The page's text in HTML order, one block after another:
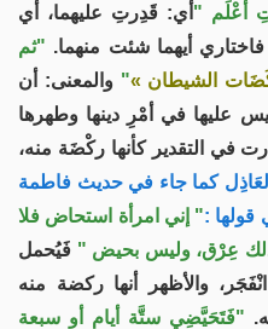
أعْلَم " أي: قَدِرتِ عليهما، أي
فاختاري أيهما شئت منهما. "ثم
الشيطان »" والمعنى: أن
عليها في أمْرِ دينها وطهرها
في التقدير كأنها ركْضَة منه،
كما جاء في حديث فاطمة
:" إني امرأة استحاض فلا
ذلك عِرْق، وليس بحيض " فَيُحمل
والأظهر أنها ركضة منه
"فَتَحَيَّضِي ستَّة أيام أو سبعة